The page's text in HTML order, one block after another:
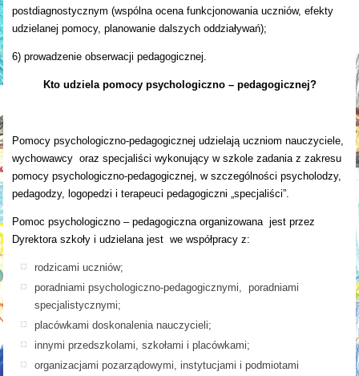
postdiagnostycznym (wspólna ocena funkcjonowania uczniów, efekty
udzielanej pomocy, planowanie dalszych oddziaływań);
6) prowadzenie obserwacji pedagogicznej.
Kto udziela pomocy psychologiczno – pedagogicznej?
Pomocy psychologiczno-pedagogicznej udzielają uczniom nauczyciele,
wychowawcy oraz specjaliści wykonujący w szkole zadania z zakresu
pomocy psychologiczno-pedagogicznej, w szczególności psycholodzy,
pedagodzy, logopedzi i terapeuci pedagogiczni „specjaliści”.
Pomoc psychologiczno – pedagogiczna organizowana jest przez
Dyrektora szkoły i udzielana jest we współpracy z:
rodzicami uczniów;
poradniami psychologiczno-pedagogicznymi, poradniami
specjalistycznymi;
placówkami doskonalenia nauczycieli;
innymi przedszkolami, szkołami i placówkami;
organizacjami pozarządowymi, instytucjami i podmiotami